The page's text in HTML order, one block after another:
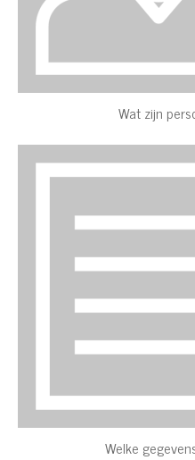
Wat zijn
Welke